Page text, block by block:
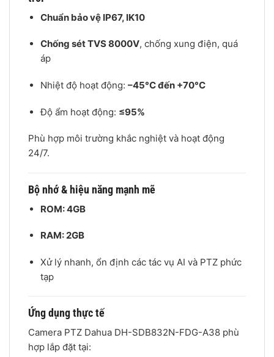
Chuẩn bảo vệ IP67, IK10
Chống sét TVS 8000V, chống xung điện, quá
áp
Nhiệt độ hoạt động: –45°C đến +70°C
Độ ẩm hoạt động: ≤95%
Phù hợp môi trường khắc nghiệt và hoạt động
24/7.
Bộ nhớ & hiệu năng mạnh mẽ
ROM: 4GB
RAM: 2GB
Xử lý nhanh, ổn định các tác vụ AI và PTZ phức
tạp
Ứng dụng thực tế
Camera PTZ Dahua DH-SDB832N-FDG-A38 phù
hợp lắp đặt tại: